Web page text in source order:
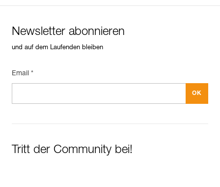
Das PDF herunterladen Maintenance tips
Häufige Fragen
See all technical content
Newsletter abonnieren
und auf dem Laufenden bleiben
Email *
Tritt der Community bei!